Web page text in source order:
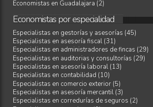
Economistas en Guadalajara (2)
Economistasporespecialidad
Especialistas en gestorías y asesorías (45)
Especialistas en asesoría fiscal (31)
Especialistas en administradores de fincas (29)
Especialistas en auditorias y consultorías (29)
Especialistas en asesoría laboral (13)
Especialistas en contabilidad (10)
Especialistas en comercio exterior (5)
Especialistas en asesoría mercantil (3)
Especialistas en corredurías de seguros (2)